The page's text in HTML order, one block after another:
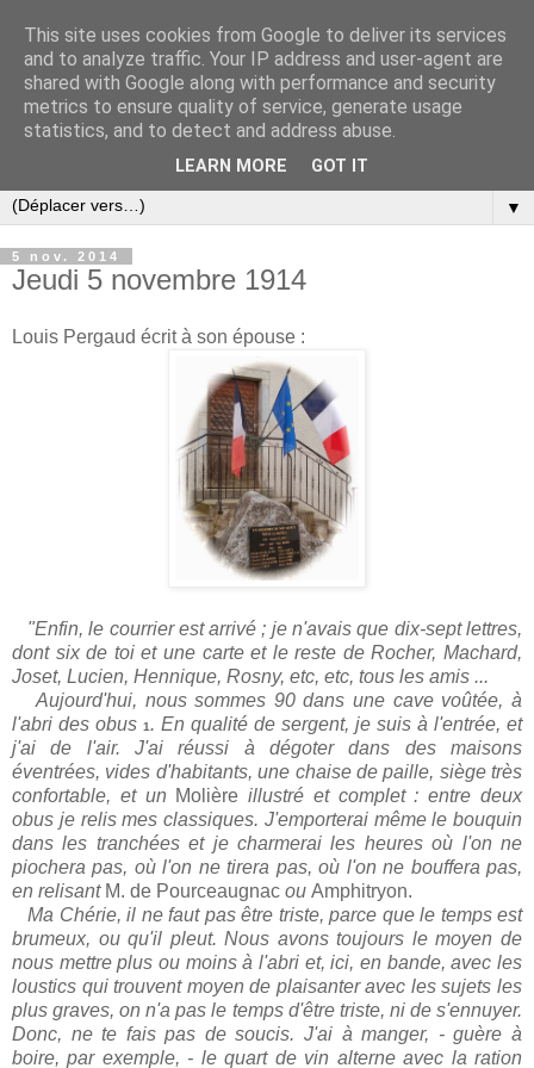
▼
5 nov. 2014
Jeudi 5 novembre 1914
Louis Pergaud écrit à son épouse :
"Enfin, le courrier est arrivé ; je n'avais que dix-sept lettres,
dont six de toi et une carte et le reste de Rocher, Machard,
Joset, Lucien, Hennique, Rosny, etc, etc, tous les amis ...
Aujourd'hui, nous sommes 90 dans une cave voûtée, à
l'abri des obus 1 . En qualité de sergent, je suis à l'entrée, et
j'ai de l'air. J'ai réussi à dégoter dans des maisons
éventrées, vides d'habitants, une chaise de paille, siège très
confortable, et un Molière illustré et complet : entre deux
obus je relis mes classiques. J'emporterai même le bouquin
dans les tranchées et je charmerai les heures où l'on ne
piochera pas, où l'on ne tirera pas, où l'on ne bouffera pas,
en relisant M. de Pourceaugnac ou Amphitryon.
Ma Chérie, il ne faut pas être triste, parce que le temps est
brumeux, ou qu'il pleut. Nous avons toujours le moyen de
nous mettre plus ou moins à l'abri et, ici, en bande, avec les
loustics qui trouvent moyen de plaisanter avec les sujets les
plus graves, on n'a pas le temps d'être triste, ni de s'ennuyer.
Donc, ne te fais pas de soucis. J'ai à manger, - guère à
boire, par exemple, - le quart de vin alterne avec la ration
This site uses cookies from Google to deliver its services
and to analyze traffic. Your IP address and user-agent are
shared with Google along with performance and security
metrics to ensure quality of service, generate usage
statistics, and to detect and address abuse.
LEARN MORE GOT IT